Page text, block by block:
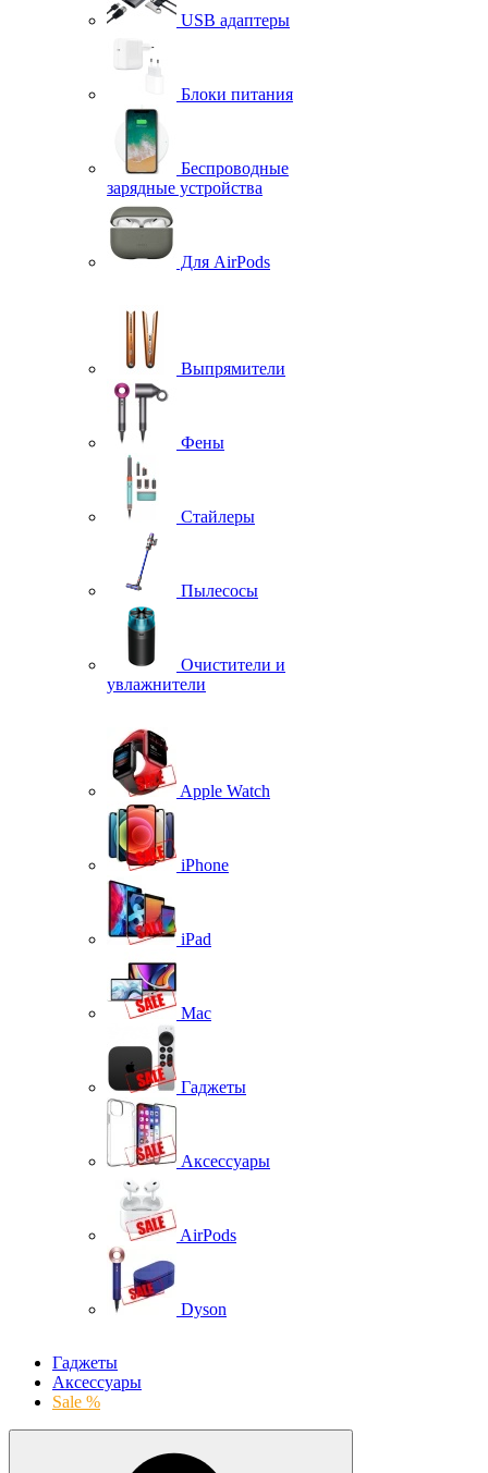
USB адаптеры
Блоки питания
Беспроводные
зарядные устройства
Для AirPods
Выпрямители
Фены
Стайлеры
Пылесосы
Очистители и
увлажнители
Apple Watch
iPhone
iPad
Mac
Гаджеты
Аксессуары
AirPods
Dyson
Гаджеты
Аксессуары
Sale %